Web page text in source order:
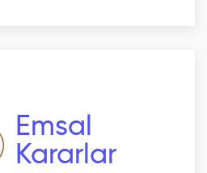
Emsal
Kararlar